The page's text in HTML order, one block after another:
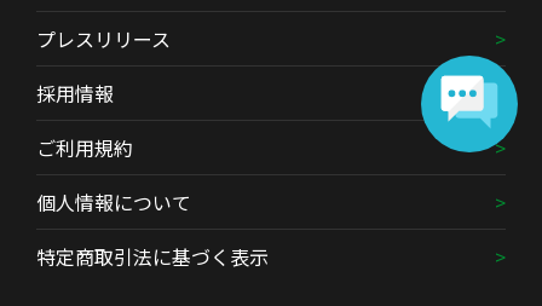
プレスリリース
採用情報
ご利用規約
個人情報について
特定商取引法に基づく表示